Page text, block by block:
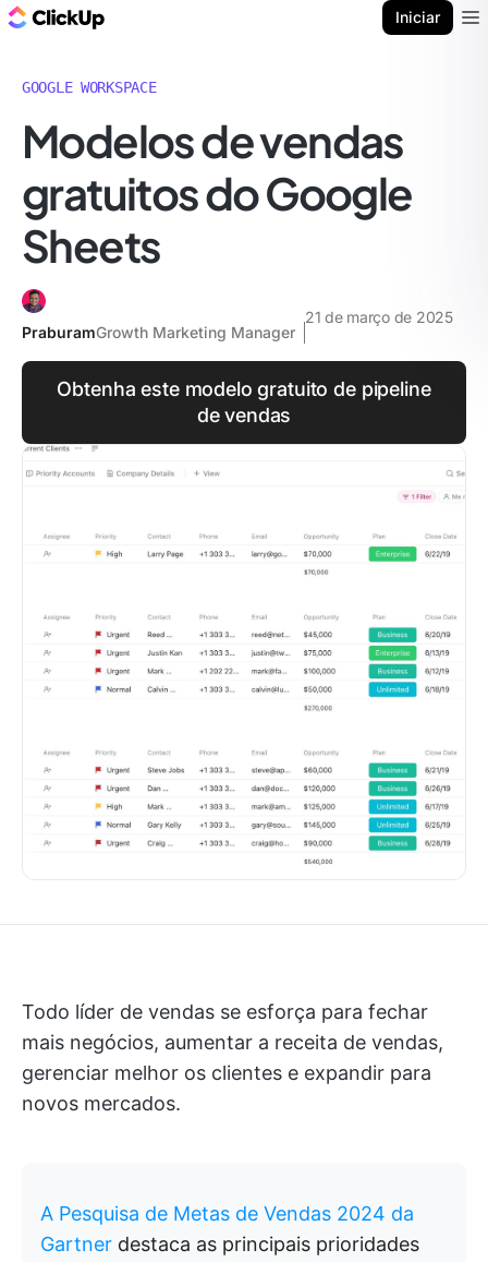
Iniciar
GOOGLE WORKSPACE
Modelos de vendas
gratuitos do Google
Sheets
PraburamGrowth Marketing Manager
21 de março de 2025
Obtenha este modelo gratuito de pipeline
de vendas
Todo líder de vendas se esforça para fechar
mais negócios, aumentar a receita de vendas,
gerenciar melhor os clientes e expandir para
novos mercados.
A Pesquisa de Metas de Vendas 2024 da
Gartner destaca as principais prioridades